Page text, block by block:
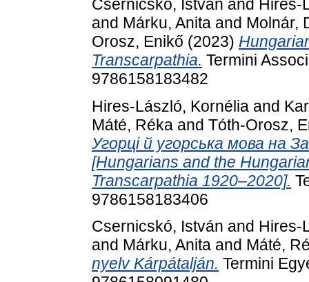
Csernicskó, István and Hires-
and Márku, Anita and Molnár,
Orosz, Enikő (2023)
Transcarpathia. Termini
9786158183482
Hires-László, Kornélia and
Máté, Réka and Tóth-Orosz,
Угорці й угорська мова на
[Hungarians and the
Transcarpathia 1920–2020].
9786158183406
Csernicskó, István and Hires-
and Márku, Anita and Máté,
nyelv Kárpátalján. Termini